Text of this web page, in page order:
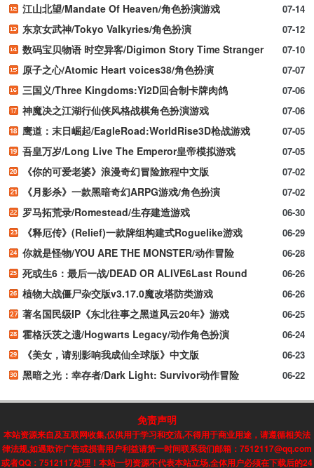
07-14
江山北望/Mandate Of Heaven/角色扮演游戏
07-12
东京女武神/Tokyo Valkyries/角色扮演
07-10
数码宝贝物语 时空异客/Digimon Story Time Stranger
07-07
原子之心/Atomic Heart voices38/角色扮演
07-06
三国义/Three Kingdoms:Yi2D回合制卡牌肉鸽
07-06
神魔决之江湖行仙侠风格战棋角色扮演游戏
07-05
鹰道：末日崛起/EagleRoad:WorldRise3D枪战游戏
07-05
吾皇万岁/Long Live The Emperor皇帝模拟游戏
07-02
《你的可爱老婆》浪漫奇幻冒险旅程中文版
07-02
《月影杀》一款黑暗奇幻ARPG游戏/角色扮演
06-30
罗马拓荒录/Romestead/生存建造游戏
06-29
《释厄传》(Relief)一款牌组构建式Roguelike游戏
06-28
你就是怪物/YOU ARE THE MONSTER/动作冒险
06-26
死或生6：最后一战/DEAD OR ALIVE6Last Round
06-26
植物大战僵尸杂交版v3.17.0魔改塔防类游戏
06-25
著名国民级IP《东北往事之黑道风云20年》游戏
06-24
霍格沃茨之遗/Hogwarts Legacy/动作角色扮演
06-23
《美女，请别影响我成仙全球版》中文版
06-22
黑暗之光：幸存者/Dark Light: Survivor动作冒险
免责声明
本站资源来自及互联网收集,仅供用于学习和交流,不得用于商业用途，请遵循相关法
律法规,如遇欺诈广告或损害用户利益请第一时间联系我们邮箱：7512117@qq.com
或者QQ：7512117处理！本站一切资源不代表本站立场,全体用户必须在下载后的24